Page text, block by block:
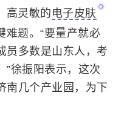
高灵敏的 电子皮肤
难题。“要量产就必
员多数是山东人，考
”徐振阳表示，这次
南几个产业园，为下